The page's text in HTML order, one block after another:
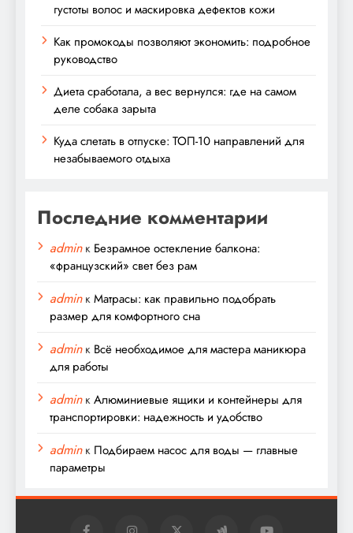
густоты волос и маскировка дефектов кожи
Как промокоды позволяют экономить: подробное
руководство
Диета сработала, а вес вернулся: где на самом
деле собака зарыта
Куда слетать в отпуске: ТОП-10 направлений для
незабываемого отдыха
Последние комментарии
adminк Безрамное остекление балкона:
«французский» свет без рам
adminкМатрасы: как правильно подобрать
размер для комфортного сна
adminк Всё необходимое для мастера маникюра
для работы
adminкАлюминиевые ящики и контейнеры для
транспортировки: надежность и удобство
adminк Подбираем насос для воды — главные
параметры